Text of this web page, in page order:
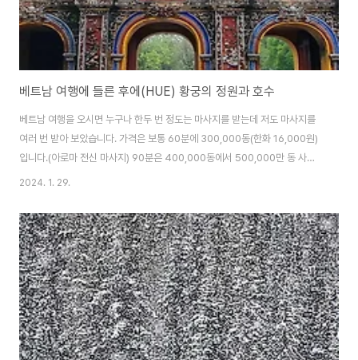
베트남 여행에 들른 후에(HUE) 황궁의 정원과 호수
베트남 여행을 오시면 누구나 한두 번 정도는 마사지를 받는데 저도 마사지를
여러 번 받아 보았습니다. 가격은 보통 60분에 300,000동(한화 16,000원)
입니다.(아로마 전신 마사지) 90분은 400,000동에서 500,000만 동 사이
인데 요새 같은 비수기에는 세일을 많이 하더군요. 태국에서도 마사지를 여러
7,000원 정도였는데 돈 아깝다는 생각이 들 정도로 엉망입니다. 제가 제일 궁
금한 건, 마사지 직원들 손 피부가 엄청 까칠하다는 겁니다. 껄끄럽다고 해야 하
나요? 매일 마사지를 하면 부드러워야 할 텐데 왜 거친지 모르겠더라고요. 이게
아직도 풀리지 않은 궁금증입니다. 제 손 보다도 엄청 거칠더군요. 오늘은 후에
..
2024. 1. 29.